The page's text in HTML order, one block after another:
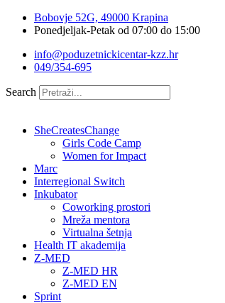
Bobovje 52G, 49000 Krapina
Ponedjeljak-Petak od 07:00 do 15:00
info@poduzetnickicentar-kzz.hr
049/354-695
Search
SheCreatesChange
Girls Code Camp
Women for Impact
Marc
Interregional Switch
Inkubator
Coworking prostori
Mreža mentora
Virtualna šetnja
Health IT akademija
Z-MED
Z-MED HR
Z-MED EN
Sprint